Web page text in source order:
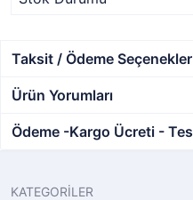
Taksit / Ödeme
Ürün Yorumları
Ödeme -Kargo Ücreti -
KATEGORİLER